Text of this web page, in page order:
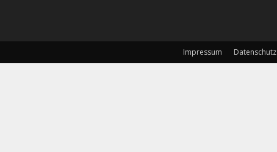
Impressum Datenschutz